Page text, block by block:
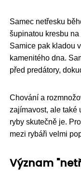
Samec netřesku
šupinatou kresbu
Samice pak kladou
kamenitého dna.
před predátory,
Chování a
zajímavost, ale také
ryby skutečně je.
mezi rybáři velmi
Význam